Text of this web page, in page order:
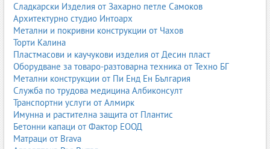
Сладкарски Изделия от Захарно петле Самоков
Архитектурно студио Интоарх
Метални и покривни конструкции от Чахов
Торти Калина
Пластмасови и каучукови изделия от Десин пласт
Оборудване за товаро-разтоварна техника от Техно БГ
Метални конструкции от Пи Енд Ен България
Служба по трудова медицина Албиконсулт
Транспортни услуги от Алмирк
Имунна и растителна защита от Плантис
Бетонни капаци от Фактор ЕООД
Матраци от Brava